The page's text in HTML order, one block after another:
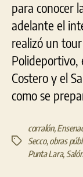
para conocer
adelante el
realizó un
Polideportivo,
Costero y el
como se
Etiquetas
corralón,
Secco,obras
Punta Lara,